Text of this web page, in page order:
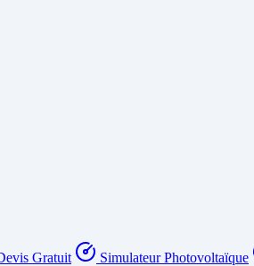
Gratuit Simulateur Photovoltaïque